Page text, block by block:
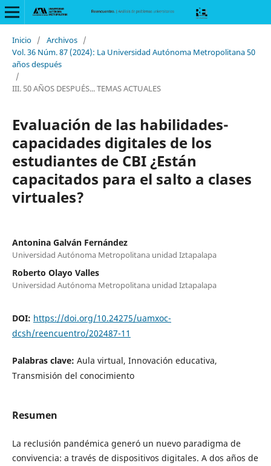
Inicio / Archivos /
Vol. 36 Núm. 87 (2024): La Universidad Autónoma Metropolitana 50
años después
/
III. 50 AÑOS DESPUÉS... TEMAS ACTUALES
Evaluación de las habilidades-
capacidades digitales de los
estudiantes de CBI ¿Están
capacitados para el salto a clases
virtuales?
Antonina Galván Fernández
Universidad Autónoma Metropolitana unidad Iztapalapa
Roberto Olayo Valles
Universidad Autónoma Metropolitana unidad Iztapalapa
DOI: https://doi.org/10.24275/uamxoc-
dcsh/reencuentro/202487-11
Palabras clave: Aula virtual, Innovación educativa,
Transmisión del conocimiento
Resumen
La reclusión pandémica generó un nuevo paradigma de
convivencia: a través de dispositivos digitales. A dos años de